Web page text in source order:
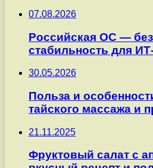
07.08.2026
Российская ОС —
стабильность для
30.05.2026
Польза и
тайского массажа и
21.11.2025
Фруктовый салат с